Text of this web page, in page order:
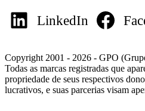
LinkedIn
Copyright 2001 - 2026 - GPO
Todas as marcas registradas que
propriedade de seus respectivos
lucrativos, e suas parcerias visam